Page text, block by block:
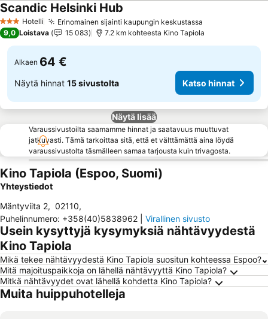
3 Tähtiluokitus
Hotelli Erinomainen sijainti kaupungin keskustassa
Scandic Helsinki Hub
9,0 Loistava 15 083 7.2 km kohteesta Kino Tapiola
Alkaen 64 €
Näytä hinnat 15 sivustolta Katso hinnat
Näytä lisää
Varaussivustoilta saamamme hinnat ja saatavuus muuttuvat
jatkuvasti. Tämä tarkoittaa sitä, että et välttämättä aina löydä
varaussivustolta täsmälleen samaa tarjousta kuin trivagosta.
Kino Tapiola (Espoo, Suomi)
Yhteystiedot
Mäntyviita 2, 02110,
Puhelinnumero: +358(40)5838962 Virallinen sivusto
Usein kysyttyjä kysymyksiä nähtävyydestä
Kino Tapiola
Mikä tekee nähtävyydestä Kino Tapiola suositun kohteessa Espoo?
Mitä majoituspaikkoja on lähellä nähtävyyttä Kino Tapiola?
Mitkä nähtävyydet ovat lähellä kohdetta Kino Tapiola?
Muita huippuhotelleja